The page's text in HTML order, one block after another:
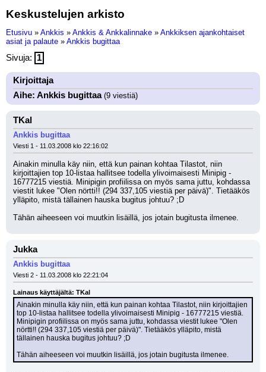
Keskustelujen arkisto
Etusivu » Ankkis » Ankkis & Ankkalinnake » Ankkiksen ajankohtaiset
asiat ja palaute » Ankkis bugittaa
Sivuja: 1
Kirjoittaja
Aihe: Ankkis bugittaa(9 viestiä)
TKal
Ankkis bugittaa
Viesti 1 - 11.03.2008 klo 22:16:02
Ainakin minulla käy niin, että kun painan kohtaa Tilastot, niin
kirjoittajien top 10-listaa hallitsee todella ylivoimaisesti Minipig -
16777215 viestiä. Minipigin profiilissa on myös sama juttu, kohdassa
viestit lukee "Olen nörtti!! (294 337,105 viestiä per päivä)". Tietääkös
ylläpito, mistä tällainen hauska bugitus johtuu? ;D
Tähän aiheeseen voi muutkin lisäillä, jos jotain bugitusta ilmenee.
Jukka
Ankkis bugittaa
Viesti 2 - 11.03.2008 klo 22:21:04
Lainaus käyttäjältä: TKal
Ainakin minulla käy niin, että kun painan kohtaa Tilastot, niin kirjoittajien
top 10-listaa hallitsee todella ylivoimaisesti Minipig - 16777215 viestiä.
Minipigin profiilissa on myös sama juttu, kohdassa viestit lukee "Olen
nörtti!! (294 337,105 viestiä per päivä)". Tietääkös ylläpito, mistä
tällainen hauska bugitus johtuu? ;D
Tähän aiheeseen voi muutkin lisäillä, jos jotain bugitusta ilmenee.